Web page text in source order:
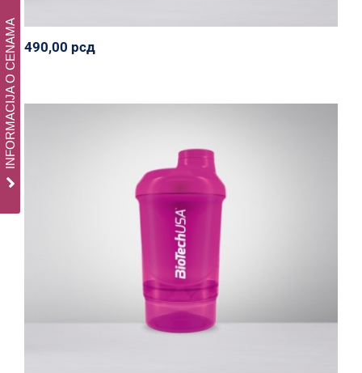
490,00 рсд
Nano Biotech Usa Wave Shaker 300 ml
Biotech USA Oprema Svi proizvodi
330,00 рсд
INFORMACIJA O CENAMA